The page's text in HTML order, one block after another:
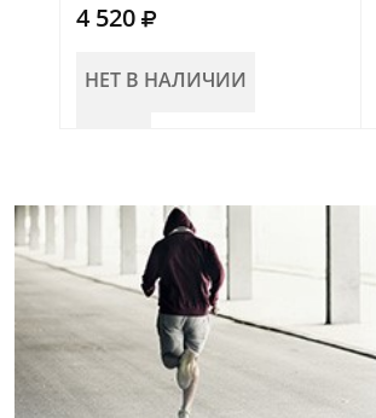
4 520
НЕТ В НАЛИЧИИ